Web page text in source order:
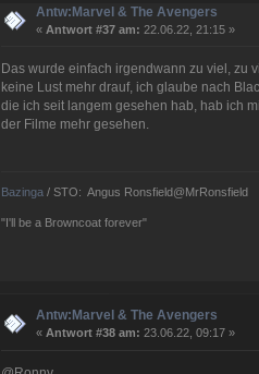
Antw:Marvel & The Avengers
« Antwort #37 am: 22.06.22, 21:15 »
Das wurde einfach irgendwann zu viel, zu
keine Lust mehr drauf, ich glaube nach
die ich seit langem gesehen hab, hab ich
der Filme mehr gesehen.
Bazinga/ STO: Angus Ronsfield@MrRonsfield
"I'll be a Browncoat forever"
Antw:Marvel & The Avengers
« Antwort #38 am: 23.06.22, 09:17 »